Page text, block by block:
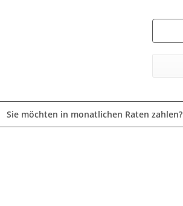
Sie möchten in monatlichen Raten zahlen?